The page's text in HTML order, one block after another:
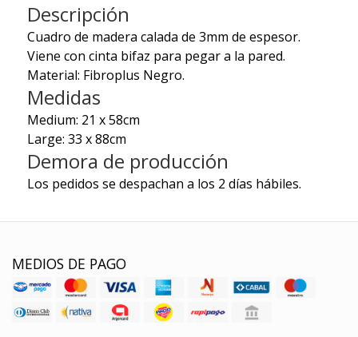
Descripción
Cuadro de madera calada de 3mm de espesor.
Viene con cinta bifaz para pegar a la pared.
Material: Fibroplus Negro.
Medidas
Medium: 21 x 58cm
Large: 33 x 88cm
Demora de producción
Los pedidos se despachan a los 2 días hábiles.
MEDIOS DE PAGO